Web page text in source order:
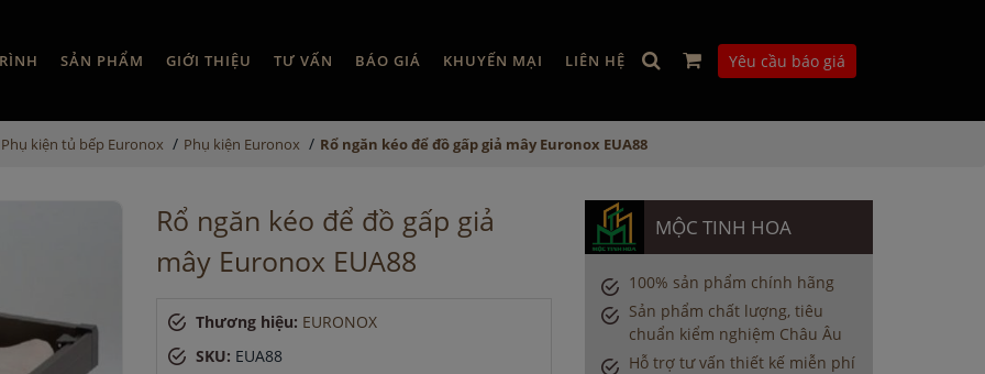
SẢN PHẨM GIỚI THIỆU TƯ VẤN BÁO GIÁ KHUYẾN MẠI LIÊN HỆ Yêu cầu báo giá
Phụ kiện tủ bếp Euronox / Phụ kiện Euronox / Rổ ngăn kéo để đồ gấp giả mây Euronox EUA88
Rổ ngăn kéo để đồ gấp giả
mây Euronox EUA88
Thương hiệu: EURONOX
SKU: EUA88
MỘC TINH HOA
100% sản phẩm chính hãng
Sản phẩm chất lượng, tiêu
chuẩn kiểm nghiệm Châu Âu
Hỗ trợ tư vấn thiết kế miễn phí